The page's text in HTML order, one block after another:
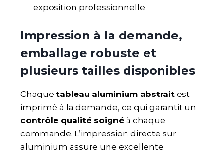
exposition professionnelle
Impression à la demande,
emballage robuste et
plusieurs tailles disponibles
Chaque tableau aluminium abstrait est
imprimé à la demande, ce qui garantit un
contrôle qualité soigné à chaque
commande. L’impression directe sur
aluminium assure une excellente